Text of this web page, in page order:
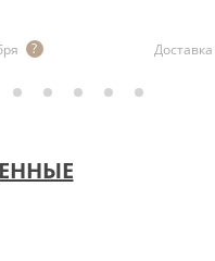
Доставка